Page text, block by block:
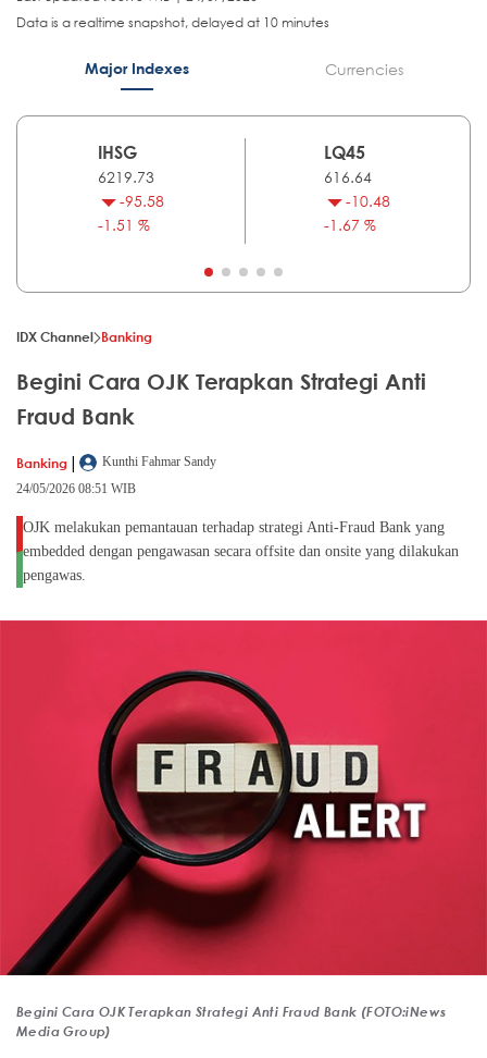
Data is a realtime snapshot, delayed at 10 minutes
Major Indexes Currencies
IHSG
6219.73
-95.58
-1.51 %
LQ45
616.64
-10.48
-1.67 %
IDX Channel Banking
Begini Cara OJK Terapkan Strategi Anti
Fraud Bank
Banking |
Kunthi Fahmar Sandy
24/05/2026 08:51 WIB
OJK melakukan pemantauan terhadap strategi Anti-Fraud Bank yang
embedded dengan pengawasan secara offsite dan onsite yang dilakukan
pengawas.
Begini Cara OJK Terapkan Strategi Anti Fraud Bank (FOTO:iNews
Media Group)